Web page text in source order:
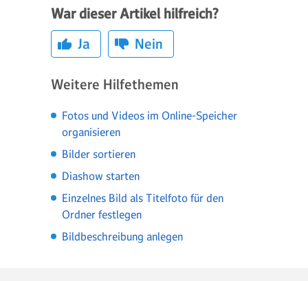
War dieser Artikel hilfreich?
Ja
Nein
Weitere Hilfethemen
Fotos und Videos im Online-Speicher
organisieren
Bilder sortieren
Diashow starten
Einzelnes Bild als Titelfoto für den
Ordner festlegen
Bildbeschreibung anlegen